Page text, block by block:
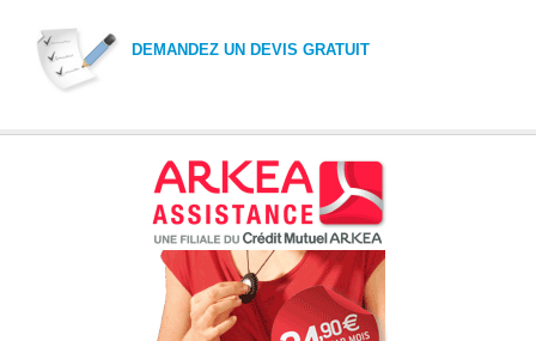
DEMANDEZ UN DEVIS GRATUIT